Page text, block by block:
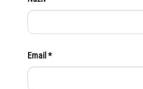
Email *